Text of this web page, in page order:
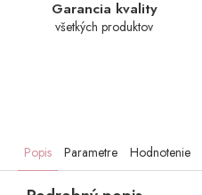
Garancia kvality
všetkých produktov
Popis Parametre Hodnotenie